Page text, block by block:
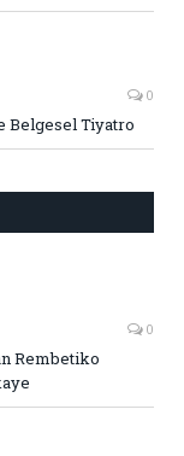
0
Belgesel Tiyatro
0
Rembetiko